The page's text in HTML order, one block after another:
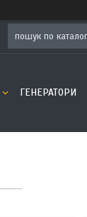
ГЕНЕРАТОРИ